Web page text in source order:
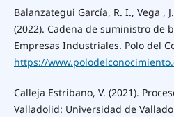
Balanzategui García, R. I., Vega ,
(2022). Cadena de suministro de
Empresas Industriales. Polo del
https://
Calleja Estribano, V. (2021).
Valladolid: Universidad de